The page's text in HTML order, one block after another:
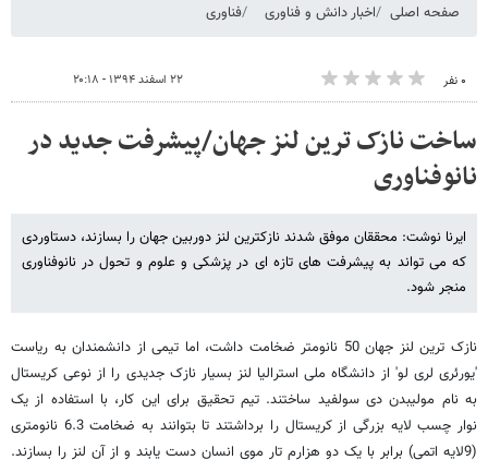
صفحه اصلی اخبار دانش و فناوری فناوری
۰ نفر ۲۲ اسفند ۱۳۹۴ - ۲۰:۱۸
ساخت نازک ترین لنز جهان/پیشرفت جدید در
نانوفناوری
ایرنا نوشت: محققان موفق شدند نازکترین لنز دوربین جهان را بسازند، دستاوردی
که می تواند به پیشرفت های تازه ای در پزشکی و علوم و تحول در نانوفناوری
منجر شود.
نازک ترین لنز جهان 50 نانومتر ضخامت داشت، اما تیمی از دانشمندان به ریاست
'یورئری لری لو' از دانشگاه ملی استرالیا لنز بسیار نازک جدیدی را از نوعی کریستال
به نام مولیبدن دی سولفید ساختند. تیم تحقیق برای این کار، با استفاده از یک
نوار چسب لایه بزرگی از کریستال را برداشتند تا بتوانند به ضخامت 6.3 نانومتری
(9لایه اتمی) برابر با یک دو هزارم تار موی انسان دست یابند و از آن لنز را بسازند.